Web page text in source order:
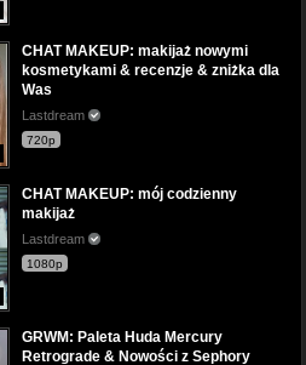
CHAT MAKEUP: makijaż nowymi
kosmetykami & recenzje & zniżka dla
Was
Lastdream
720p
CHAT MAKEUP: mój codzienny
makijaż
Lastdream
1080p
GRWM: Paleta Huda Mercury
Retrograde & Nowości z Sephory